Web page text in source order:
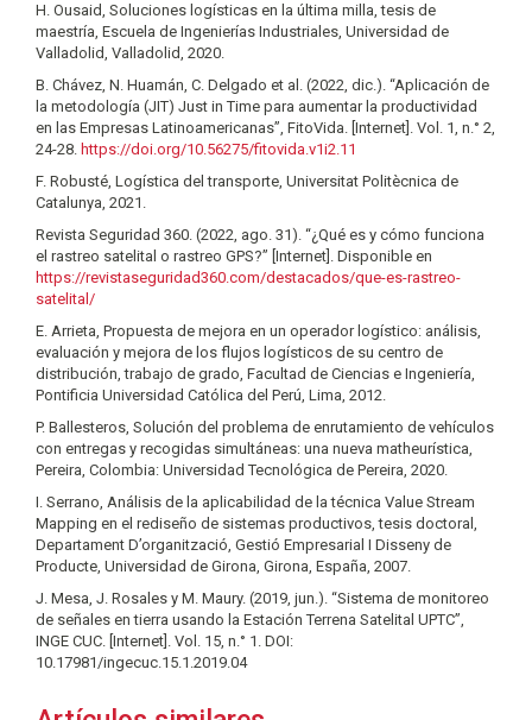
H. Ousaid, Soluciones logísticas en la última milla, tesis de
maestría, Escuela de Ingenierías Industriales, Universidad de
Valladolid, Valladolid, 2020.
B. Chávez, N. Huamán, C. Delgado et al. (2022, dic.). “Aplicación de
la metodología (JIT) Just in Time para aumentar la productividad
en las Empresas Latinoamericanas”, FitoVida. [Internet]. Vol. 1, n.° 2,
24-28. https://doi.org/10.56275/fitovida.v1i2.11
F. Robusté, Logística del transporte, Universitat Politècnica de
Catalunya, 2021.
Revista Seguridad 360. (2022, ago. 31). “¿Qué es y cómo funciona
el rastreo satelital o rastreo GPS?” [Internet]. Disponible en
https://revistaseguridad360.com/destacados/que-es-rastreo-
satelital/
E. Arrieta, Propuesta de mejora en un operador logístico: análisis,
evaluación y mejora de los flujos logísticos de su centro de
distribución, trabajo de grado, Facultad de Ciencias e Ingeniería,
Pontificia Universidad Católica del Perú, Lima, 2012.
P. Ballesteros, Solución del problema de enrutamiento de vehículos
con entregas y recogidas simultáneas: una nueva matheurística,
Pereira, Colombia: Universidad Tecnológica de Pereira, 2020.
I. Serrano, Análisis de la aplicabilidad de la técnica Value Stream
Mapping en el rediseño de sistemas productivos, tesis doctoral,
Departament D’organització, Gestió Empresarial I Disseny de
Producte, Universidad de Girona, Girona, España, 2007.
J. Mesa, J. Rosales y M. Maury. (2019, jun.). “Sistema de monitoreo
de señales en tierra usando la Estación Terrena Satelital UPTC”,
INGE CUC. [Internet]. Vol. 15, n.° 1. DOI:
10.17981/ingecuc.15.1.2019.04